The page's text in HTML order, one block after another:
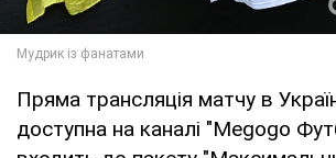
Пряма трансляція матчу в
доступна на каналі "Megogo